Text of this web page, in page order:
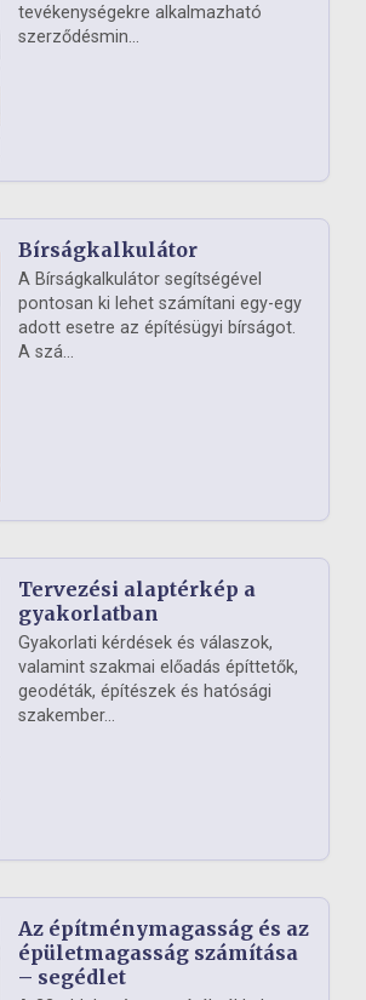
tevékenységekre alkalmazható
szerződésmin...
Bírságkalkulátor
A Bírságkalkulátor segítségével
pontosan ki lehet számítani egy-egy
adott esetre az építésügyi bírságot.
A szá...
Tervezési alaptérkép a
gyakorlatban
Gyakorlati kérdések és válaszok,
valamint szakmai előadás építtetők,
geodéták, építészek és hatósági
szakember...
Az építménymagasság és az
épületmagasság számítása
– segédlet